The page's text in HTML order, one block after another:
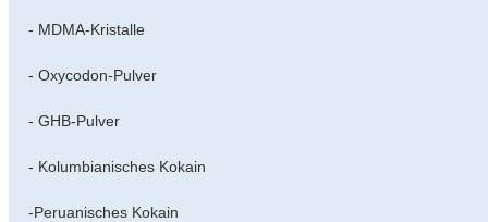
- MDMA-Kristalle
- Oxycodon-Pulver
- GHB-Pulver
- Kolumbianisches Kokain
-Peruanisches Kokain